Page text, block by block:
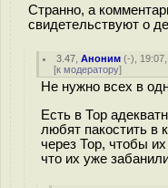
Странно, а
свидетельствуют о
3.47 ,Аноним (-),
[к модератору]
Не нужно всех в
Есть в Тор
любят пакостить в
через Тор, чтобы
что их уже